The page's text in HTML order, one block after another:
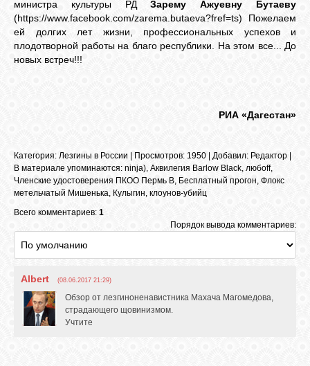
министра культуры РДЗарему Ажуевну Бутаеву
(https://www.facebook.com/zarema.butaeva?fref=ts) Пожелаем
ей долгих лет жизни, профессиональных успехов и
плодотворной работы на благо республики. На этом все... До
новых встреч!!!
РИА «Дагестан»
Категория: Лезгины в России | Просмотров: 1950 | Добавил: Редактор |
В материале упоминаются: ninja) Аквилегия Barlow Black любоff,
Членские удостоверения ПКОО Пермь В Бесплатный прогон Флокс
метельчатый Мишенька Кулыгин клоунов-убийц
Всего комментариев: 1
Порядок вывода комментариев:
Albert (08.06.2017 21:29)
Обзор от лезгиноненавистника Махача Магомедова,
страдающего щовинизмом.
Учтите